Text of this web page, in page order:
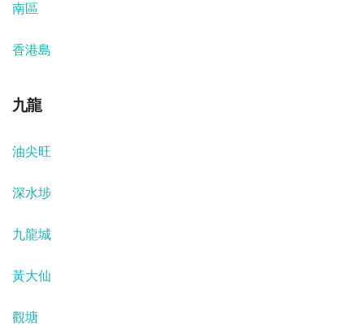
南區
香港島
九龍
油尖旺
深水埗
九龍城
黃大仙
觀塘